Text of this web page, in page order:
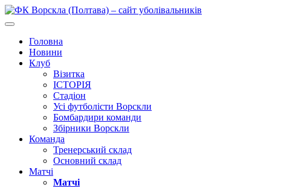
Головна
Новини
Клуб
Візитка
ІСТОРІЯ
Стадіон
Усі футболісти Ворскли
Бомбардири команди
Збірники Ворскли
Команда
Тренерський склад
Основний склад
Матчі
Матчі